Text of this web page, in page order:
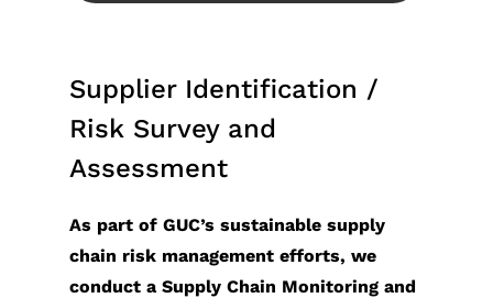
Supplier Identification /
Risk Survey and
Assessment
As part of GUC’s sustainable supply
chain risk management efforts, we
conduct a Supply Chain Monitoring and